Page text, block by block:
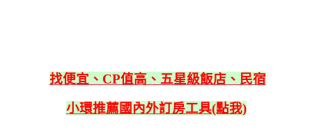
找便宜、CP值高、五星級飯店、民宿
小環推薦國內外訂房工具(點我)